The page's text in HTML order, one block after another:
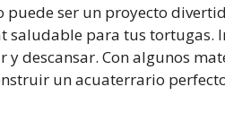
puede ser un proyecto
saludable para tus tortugas.
descansar. Con algunos
un acuaterrario